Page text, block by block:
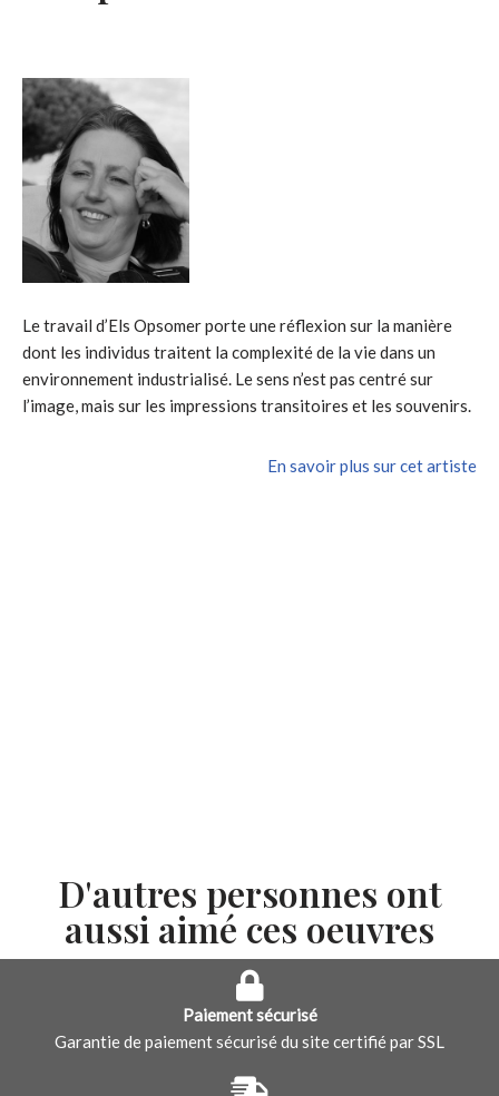
Le travail d’Els Opsomer porte une réflexion sur la manière
dont les individus traitent la complexité de la vie dans un
environnement industrialisé. Le sens n’est pas centré sur
l’image, mais sur les impressions transitoires et les souvenirs.
En savoir plus sur cet artiste
D'autres personnes ont
aussi aimé ces oeuvres
Paiement sécurisé
Garantie de paiement sécurisé du site certifié par SSL